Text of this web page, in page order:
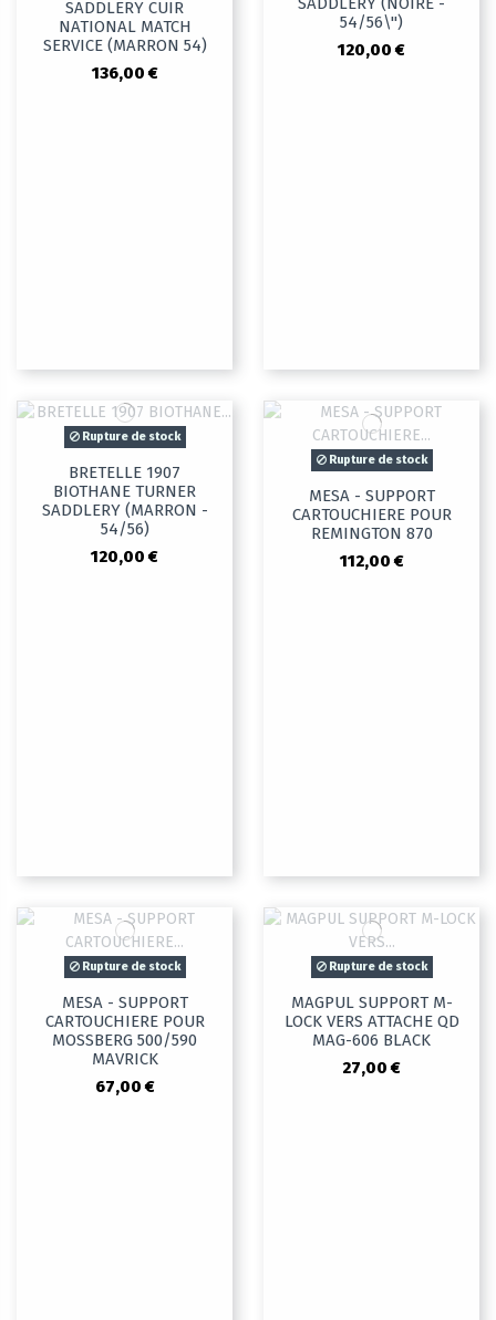
SADDLERY CUIR
NATIONAL MATCH
SERVICE (MARRON 54)
136,00 €
54/56\")
120,00 €
Rupture de stock
BRETELLE 1907
BIOTHANE TURNER
SADDLERY (MARRON -
54/56)
120,00 €
Rupture de stock
MESA - SUPPORT
CARTOUCHIERE POUR
REMINGTON 870
112,00 €
Rupture de stock
MESA - SUPPORT
CARTOUCHIERE POUR
MOSSBERG 500/590
MAVRICK
67,00 €
Rupture de stock
MAGPUL SUPPORT M-
LOCK VERS ATTACHE QD
MAG-606 BLACK
27,00 €